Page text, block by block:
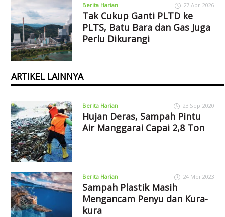
Berita Harian 27 Apr 2026
Tak Cukup Ganti PLTD ke
PLTS, Batu Bara dan Gas Juga
Perlu Dikurangi
ARTIKEL LAINNYA
Berita Harian 23 Sep 2020
Hujan Deras, Sampah Pintu
Air Manggarai Capai 2,8 Ton
Berita Harian 24 Mei 2023
Sampah Plastik Masih
Mengancam Penyu dan Kura-
kura